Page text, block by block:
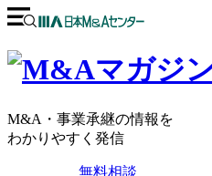
M&A・事業承継の情報を
わかりやすく発信
無料相談